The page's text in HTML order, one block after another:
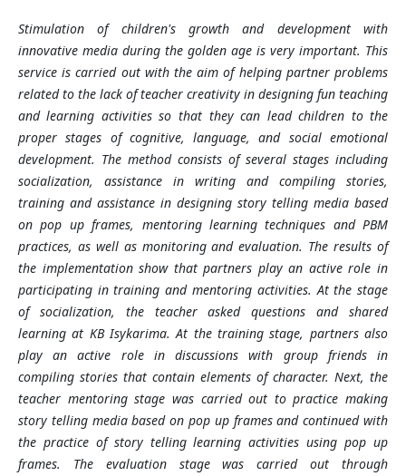
Stimulation of children's growth and development with
innovative media during the golden age is very important. This
service is carried out with the aim of helping partner problems
related to the lack of teacher creativity in designing fun teaching
and learning activities so that they can lead children to the
proper stages of cognitive, language, and social emotional
development. The method consists of several stages including
socialization, assistance in writing and compiling stories,
training and assistance in designing story telling media based
on pop up frames, mentoring learning techniques and PBM
practices, as well as monitoring and evaluation. The results of
the implementation show that partners play an active role in
participating in training and mentoring activities. At the stage
of socialization, the teacher asked questions and shared
learning at KB Isykarima. At the training stage, partners also
play an active role in discussions with group friends in
compiling stories that contain elements of character. Next, the
teacher mentoring stage was carried out to practice making
story telling media based on pop up frames and continued with
the practice of story telling learning activities using pop up
frames. The evaluation stage was carried out through